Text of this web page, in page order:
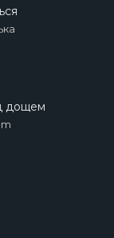
дощем